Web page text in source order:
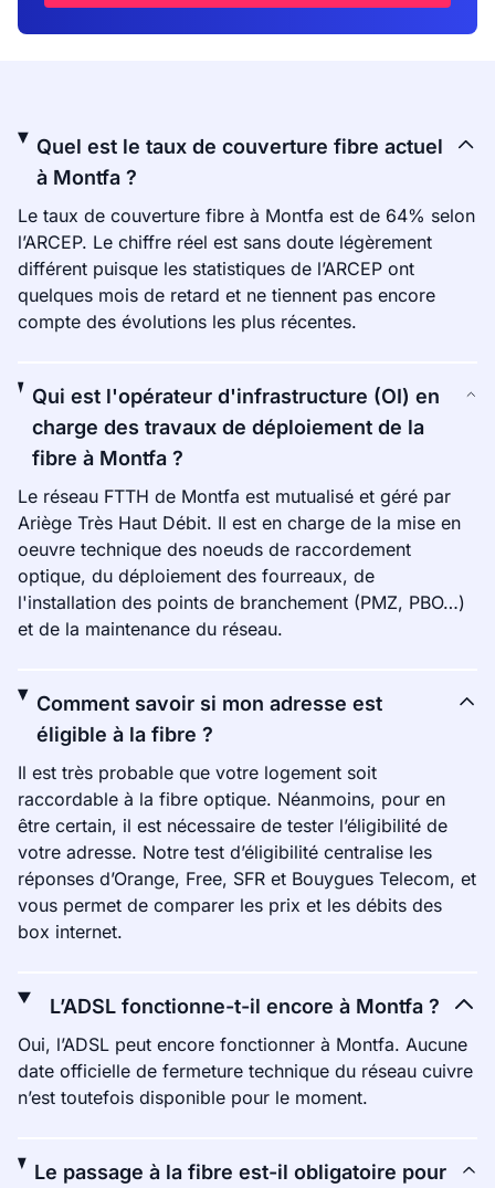
Quel est le taux de couverture fibre actuel
à Montfa ?
Le taux de couverture fibre à Montfa est de 64% selon
l’ARCEP. Le chiffre réel est sans doute légèrement
différent puisque les statistiques de l’ARCEP ont
quelques mois de retard et ne tiennent pas encore
compte des évolutions les plus récentes.
Qui est l'opérateur d'infrastructure (OI) en
charge des travaux de déploiement de la
fibre à Montfa ?
Le réseau FTTH de Montfa est mutualisé et géré par
Ariège Très Haut Débit. Il est en charge de la mise en
oeuvre technique des noeuds de raccordement
optique, du déploiement des fourreaux, de
l'installation des points de branchement (PMZ, PBO…)
et de la maintenance du réseau.
Comment savoir si mon adresse est
éligible à la fibre ?
Il est très probable que votre logement soit
raccordable à la fibre optique. Néanmoins, pour en
être certain, il est nécessaire de tester l’éligibilité de
votre adresse. Notre test d’éligibilité centralise les
réponses d’Orange, Free, SFR et Bouygues Telecom, et
vous permet de comparer les prix et les débits des
box internet.
L’ADSL fonctionne-t-il encore à Montfa ?
Oui, l’ADSL peut encore fonctionner à Montfa. Aucune
date officielle de fermeture technique du réseau cuivre
n’est toutefois disponible pour le moment.
Le passage à la fibre est-il obligatoire pour